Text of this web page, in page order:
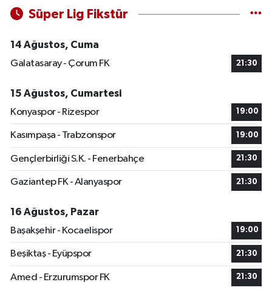
Süper Lig Fikstür
14 Ağustos, Cuma
Galatasaray - Çorum FK
21:30
15 Ağustos, Cumartesi
Konyaspor - Rizespor
19:00
Kasımpaşa - Trabzonspor 19:00
Gençlerbirliği S.K. - Fenerbahçe 21:30
Gaziantep FK - Alanyaspor 21:30
16 Ağustos, Pazar
Başakşehir - Kocaelispor
19:00
Beşiktaş - Eyüpspor 21:30
Amed - Erzurumspor FK 21:30